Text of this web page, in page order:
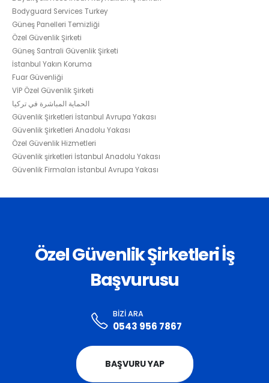
Bodyguard Services Turkey
Güneş Panelleri Temizliği
Özel Güvenlik Şirketi
Güneş Santrali Güvenlik Şirketi
İstanbul Yakın Koruma
Fuar Güvenliği
VİP Özel Güvenlik Şirketi
الحماية المباشرة في تركيا
Güvenlik Şirketleri İstanbul Avrupa Yakası
Güvenlik Şirketleri Anadolu Yakası
Özel Güvenlik Hizmetleri
Güvenlik şirketleri İstanbul Anadolu Yakası
Güvenlik Firmaları İstanbul Avrupa Yakası
Özel Güvenlik Şirketleri İş
Başvurusu
BIZI ARA
0543 956 7867
BAŞVURU YAP